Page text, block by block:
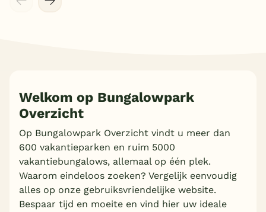
Welkom op Bungalowpark
Overzicht
Op Bungalowpark Overzicht vindt u meer dan
600 vakantieparken en ruim 5000
vakantiebungalows, allemaal op één plek.
Waarom eindeloos zoeken? Vergelijk eenvoudig
alles op onze gebruiksvriendelijke website.
Bespaar tijd en moeite en vind hier uw ideale